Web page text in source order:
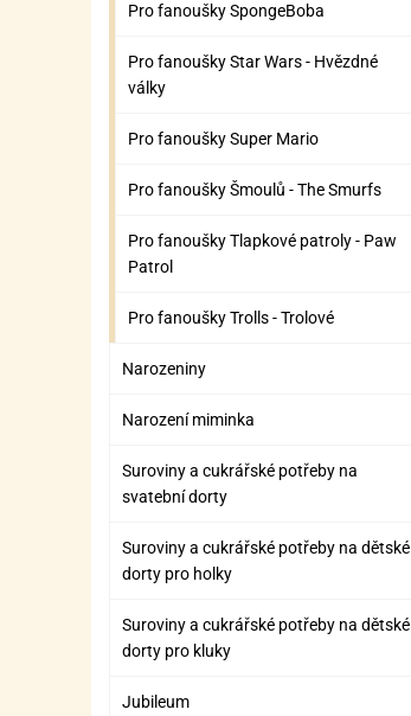
Pro fanoušky SpongeBoba
Pro fanoušky Star Wars - Hvězdné
války
Pro fanoušky Super Mario
Pro fanoušky Šmoulů - The Smurfs
Pro fanoušky Tlapkové patroly - Paw
Patrol
Pro fanoušky Trolls - Trolové
Narozeniny
Narození miminka
Suroviny a cukrářské potřeby na
svatební dorty
Suroviny a cukrářské potřeby na dětské
dorty pro holky
Suroviny a cukrářské potřeby na dětské
dorty pro kluky
Jubileum